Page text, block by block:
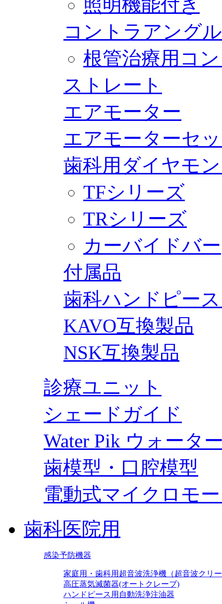
照明機能付き
コントラアングル
根管治療用コ
ストレート
エアモーター
エアモーターセ
歯科用ダイヤモ
TFシリーズ
TRシリーズ
カーバイドバー
付属品
歯科ハンドピー
KAVO互換製品
NSK互換製品
診療ユニット
シェードガイド
Water Pik ウォータ
歯模型・口腔模型
電動式マイクロモ
歯科医院用
感染予防機器
家庭用・歯科用超音波洗浄機（超音波クリ
高圧蒸気滅菌器(オートクレーブ)
ハンドピース用自動洗浄注油器